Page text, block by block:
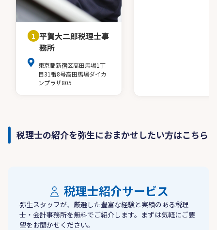
1 平賀大二郎税理士事
務所
東京都新宿区高田馬場1丁
目31番8号高田馬場ダイカ
ンプラザ805
税理士の紹介を弥生におまかせしたい方はこちら
税理士紹介サービス
弥生スタッフが、厳選した豊富な経験と実績のある税理
士・会計事務所を無料でご紹介します。まずは気軽にご要
望をお聞かせください。